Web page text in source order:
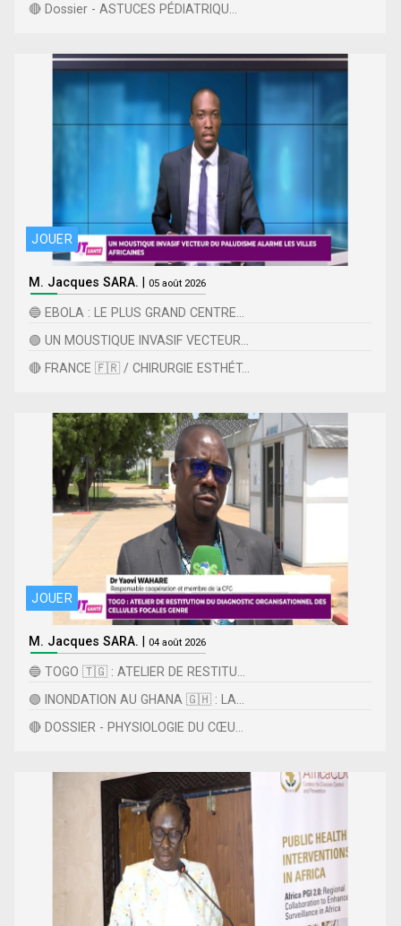
🔴 Dossier - ASTUCES PÉDIATRIQU...
JOUER
M. Jacques SARA. | 05 août 2026
🔵 EBOLA : LE PLUS GRAND CENTRE...
🟢 UN MOUSTIQUE INVASIF VECTEUR...
🔴 FRANCE 🇫🇷 / CHIRURGIE ESTHÉT...
JOUER
M. Jacques SARA. | 04 août 2026
🔵 TOGO 🇹🇬 : ATELIER DE RESTITU...
🟢 INONDATION AU GHANA 🇬🇭 : LA...
🔴 DOSSIER - PHYSIOLOGIE DU CŒU...